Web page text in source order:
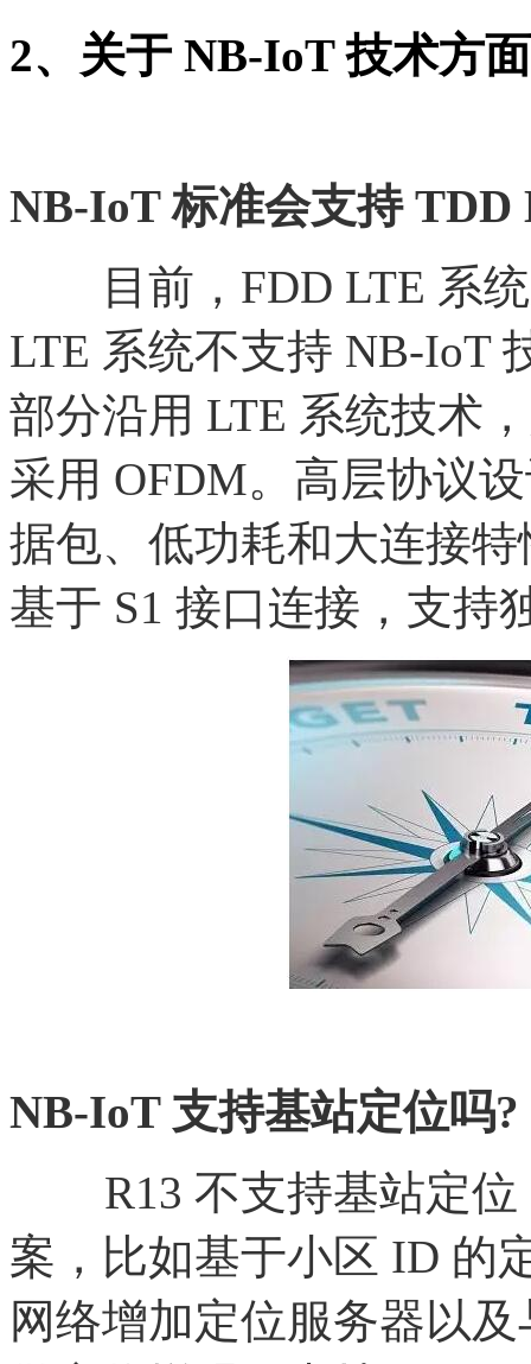
2、关于 NB-IoT 技术方
NB-IoT 标准会支持 TDD
目前， FDD LTE 系
LTE 系统不支持 NB-IoT
部分沿用 LTE 系统技术
采用 OFDM。高层协议
据包、低功耗和大连接
基于 S1 接口连接，支持
NB-IoT 支持基站定位吗?
R13 不支持基站定位
案，比如基于小区 ID 的
网络增加定位服务器以